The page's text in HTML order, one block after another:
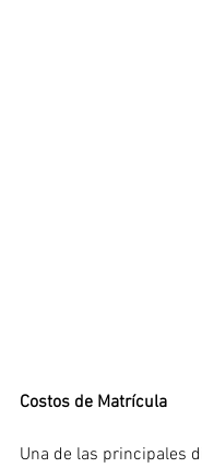
Costos de Matrícula
Una de las principales